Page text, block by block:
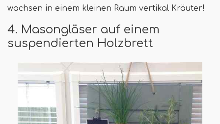
wachsen in einem kleinen Raum vertikal Kräuter!
4. Masongläser auf einem
suspendierten Holzbrett